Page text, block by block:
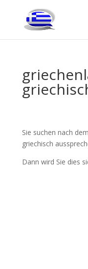
Sie suchen nach
griechisch
Dann wird Sie dies